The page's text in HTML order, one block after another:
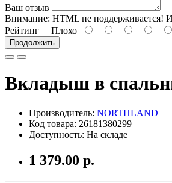
Ваш отзыв
Внимание: HTML не поддерживается!
Рейтинг Плохо
Продолжить
Вкладыш в
Производитель: NORTHLAND
Код товара: 26181380299
Доступность: На складе
1 379.00 р.